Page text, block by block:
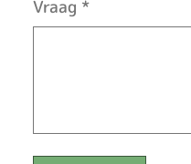
Vraag *